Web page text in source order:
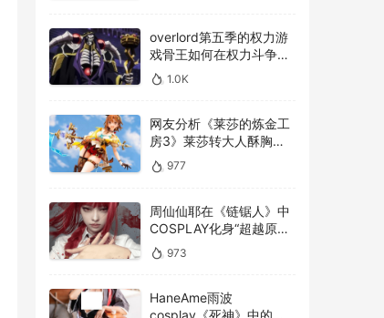
overlord第五季的权力游
戏骨王如何在权力斗争中
崭露头角，overlord第五
季权力博弈骨王如何在复
1.0K
网友分析《莱莎的炼金工
房3》莱莎转大人酥胸蜜
大腿对比以前超有感！
977
周仙仙耶在《链锯人》中
COSPLAY化身“超越原版”
的玛奇玛
973
HaneAme雨波
cosplay《死神》中的松